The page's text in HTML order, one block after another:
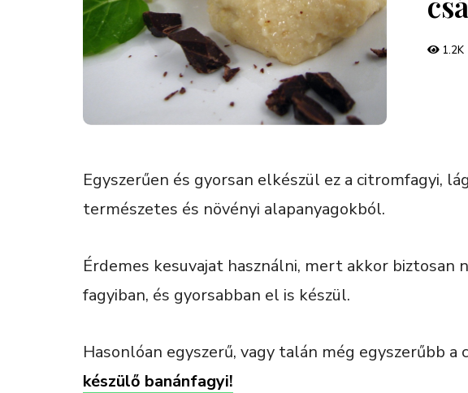
1.2K
Egyszerűen és gyorsan elkészül ez a citromfagyi,
természetes és növényi alapanyagokból.
Érdemes kesuvajat használni, mert akkor biztosan
fagyiban, és gyorsabban el is készül.
Hasonlóan egyszerű, vagy talán még egyszerűbb a
készülő banánfagyi!